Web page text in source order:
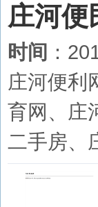
庄河便
时间 ：
庄河便利
育网、庄
二手房、